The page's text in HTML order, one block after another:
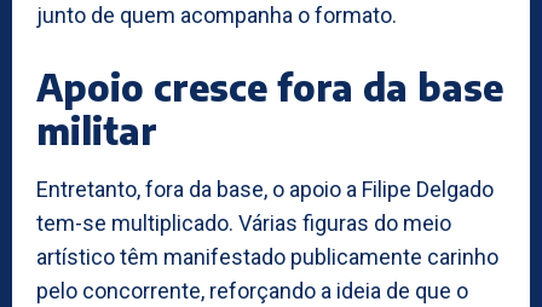
junto de quem acompanha o formato.
Apoio cresce fora da base
militar
Entretanto, fora da base, o apoio a Filipe Delgado
tem-se multiplicado. Várias figuras do meio
artístico têm manifestado publicamente carinho
pelo concorrente, reforçando a ideia de que o